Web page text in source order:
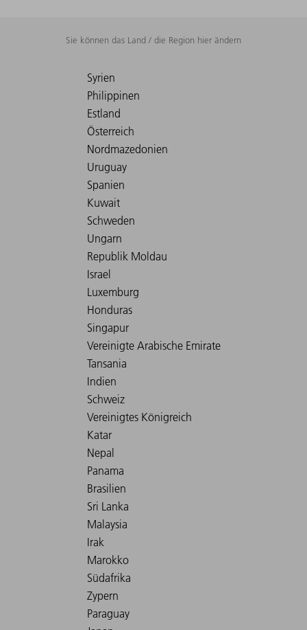
Sie können das Land / die Region hier ändern